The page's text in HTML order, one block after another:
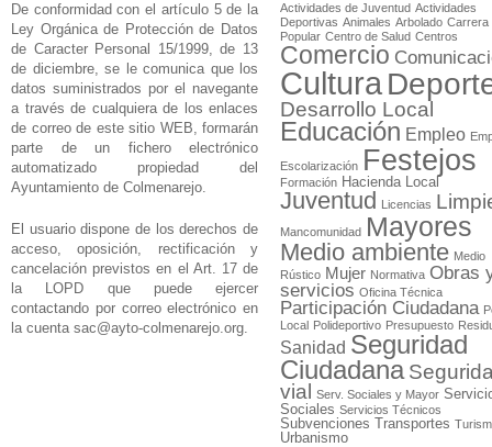
De conformidad con el artículo 5 de la
Ley Orgánica de Protección de Datos
de Caracter Personal 15/1999, de 13
de diciembre, se le comunica que los
datos suministrados por el navegante
a través de cualquiera de los enlaces
de correo de este sitio WEB, formarán
parte de un fichero electrónico
automatizado propiedad del
Ayuntamiento de Colmenarejo.
El usuario dispone de los derechos de
acceso, oposición, rectificación y
cancelación previstos en el Art. 17 de
la LOPD que puede ejercer
contactando por correo electrónico en
la cuenta sac@ayto-colmenarejo.org.
Actividades de Juventud Actividades
Deportivas Animales Arbolado Carrera
Popular Centro de Salud Centros
Comercio
Cultura
Desarrollo Local
Educación Empleo
Escolarización Festejos
Formación Hacienda Local
Juventud Licencias
Mancomunidad Mayores
Medio ambiente Medio
Rústico Mujer Normativa Obras
servicios Oficina Técnica
Participación Ciudadana
Local Polideportivo Presupuesto
Sanidad Seguridad
Ciudadana
vial
Serv. Sociales y Mayor
Sociales Servicios Técnicos
Subvenciones Transportes
Urbanismo